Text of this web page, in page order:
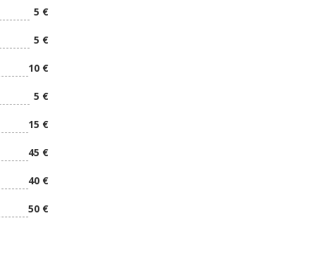
5 €
5 €
10 €
5 €
15 €
45 €
40 €
50 €